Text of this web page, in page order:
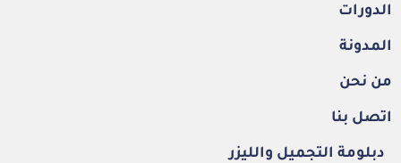
الدورات
المدونة
من نحن
اتصل بنا
دبلومة التجميل والليزر